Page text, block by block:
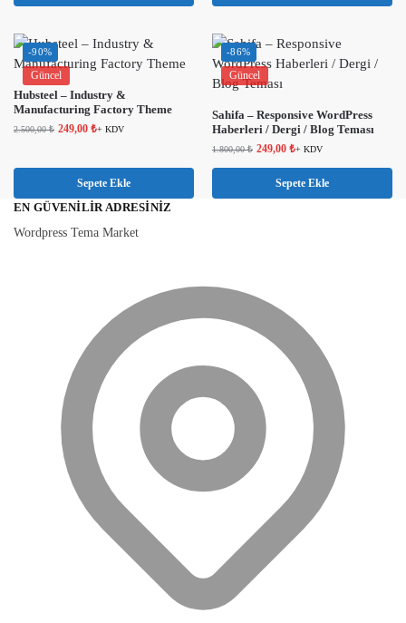
-90%
Güncel
Hubsteel – Industry &
Manufacturing Factory Theme
2.500,00₺ 249,00 ₺+ KDV
Sepete Ekle
-86%
Güncel
Sahifa – Responsive WordPress
Haberleri / Dergi / Blog Teması
1.800,00₺ 249,00 ₺+ KDV
Sepete Ekle
EN GÜVENILIR ADRESINIZ
Wordpress Tema Market